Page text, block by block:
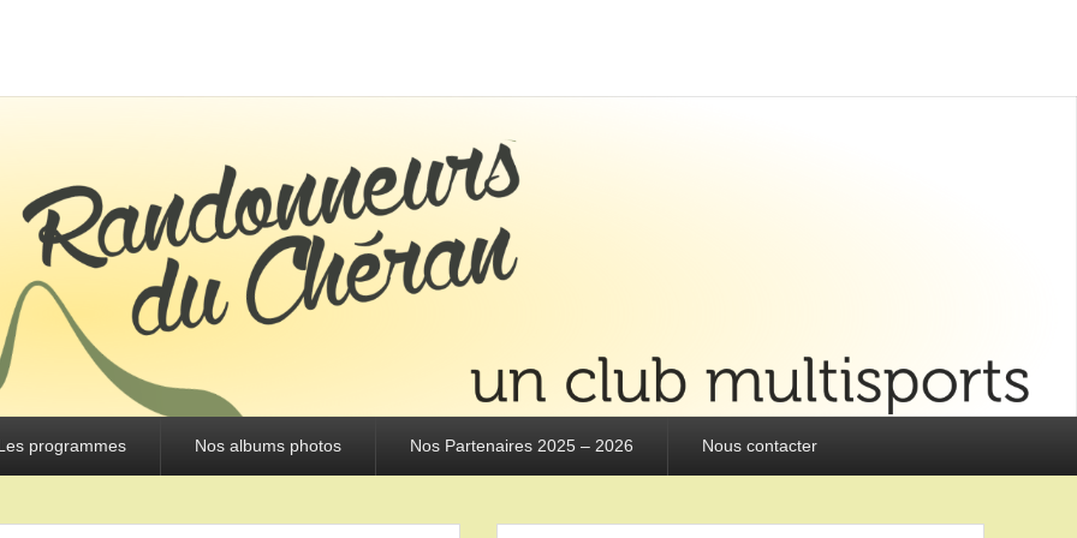
programmes Nos albums photos Nos Partenaires 2025 – 2026 Nous contacter